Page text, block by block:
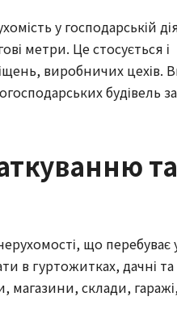
у господарській
метри. Це стосується і
виробничих цехів.
будівель
та
що перебуває
в гуртожитках, дачні та
склади,